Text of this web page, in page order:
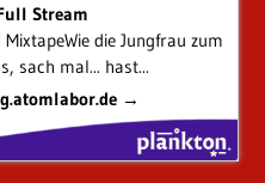
Stream
die Jungfrau zum
sach mal... hast...
→